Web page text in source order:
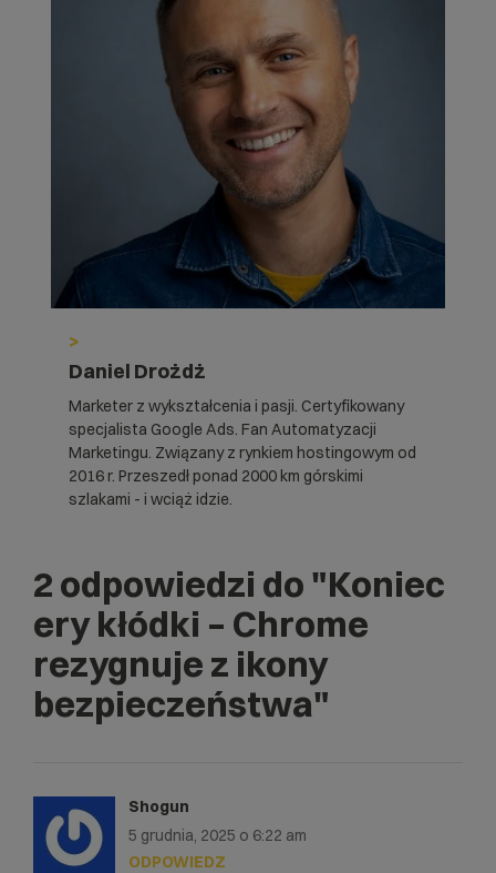
>
Daniel Drożdż
Marketer z wykształcenia i pasji. Certyfikowany
specjalista Google Ads. Fan Automatyzacji
Marketingu. Związany z rynkiem hostingowym od
2016 r. Przeszedł ponad 2000 km górskimi
szlakami - i wciąż idzie.
2 odpowiedzi do "Koniec
ery kłódki – Chrome
rezygnuje z ikony
bezpieczeństwa"
Shogun
5 grudnia, 2025 o 6:22 am
ODPOWIEDZ